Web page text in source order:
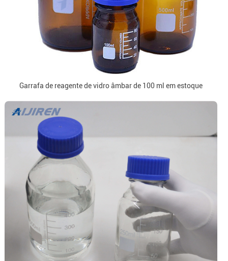
Garrafa de reagente de vidro âmbar de 100 ml em estoque